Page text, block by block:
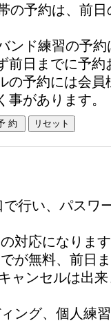
の予約は、前
ンド練習の予
前日までに予約
の予約には会員
事があります。
行い、パスワ
対応になりま
が無料、前日
ャンセルは出
ング、個人練